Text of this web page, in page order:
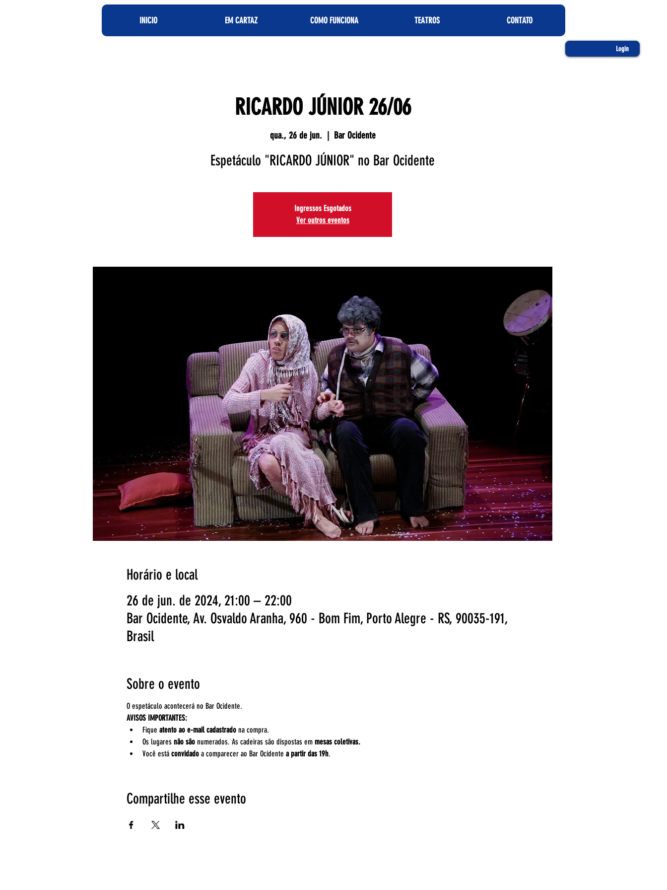
INICIO EM CARTAZ COMO FUNCIONA TEATROS CONTATO
Login
RICARDO JÚNIOR 26/06
qua., 26 de jun.
  |
Bar Ocidente
Espetáculo "RICARDO JÚNIOR" no Bar Ocidente
Ingressos Esgotados
Ver outros eventos
Horário e local
26 de jun. de 2024, 21:00 – 22:00
Bar Ocidente, Av. Osvaldo Aranha, 960 - Bom Fim, Porto Alegre - RS, 90035-191,
Brasil
Sobre o evento
O espetáculo acontecerá no Bar Ocidente.
AVISOS IMPORTANTES:
Fique atento ao e-mail cadastrado na compra.
Os lugares não são numerados. As cadeiras são dispostas em mesas coletivas.
Você está convidado a comparecer ao Bar Ocidente a partir das 19h.
Compartilhe esse evento